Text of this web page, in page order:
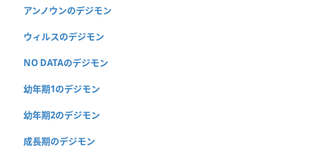
アンノウンのデジモン
ウィルスのデジモン
NO DATAのデジモン
幼年期1のデジモン
幼年期2のデジモン
成長期のデジモン